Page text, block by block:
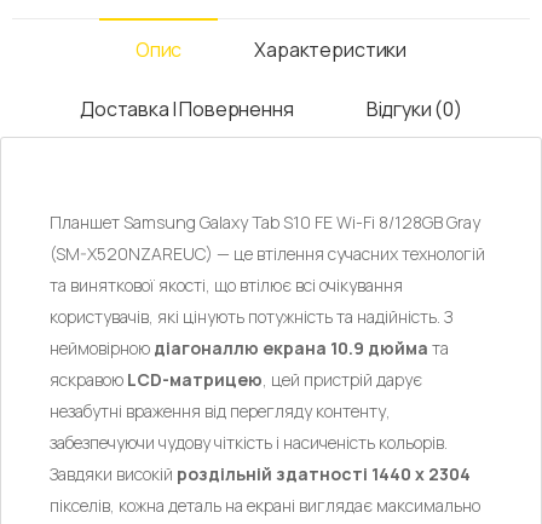
Опис Характеристики
Доставка І Повернення Відгуки (0)
Планшет Samsung Galaxy Tab S10 FE Wi-Fi 8/128GB Gray
(SM-X520NZAREUC) — це втілення сучасних технологій
та виняткової якості, що втілює всі очікування
користувачів, які цінують потужність та надійність. З
неймовірною діагоналлю екрана 10.9 дюйма та
яскравою LCD-матрицею, цей пристрій дарує
незабутні враження від перегляду контенту,
забезпечуючи чудову чіткість і насиченість кольорів.
Завдяки високій роздільній здатності 1440 х 2304
пікселів, кожна деталь на екрані виглядає максимально